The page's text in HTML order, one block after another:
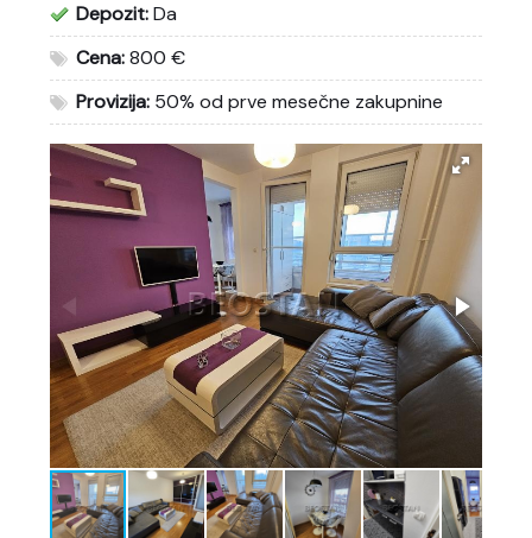
Depozit:Da
Cena:800 €
Provizija: 50% od prve mesečne zakupnine